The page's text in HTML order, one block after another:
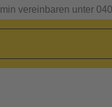
vereinbaren unter